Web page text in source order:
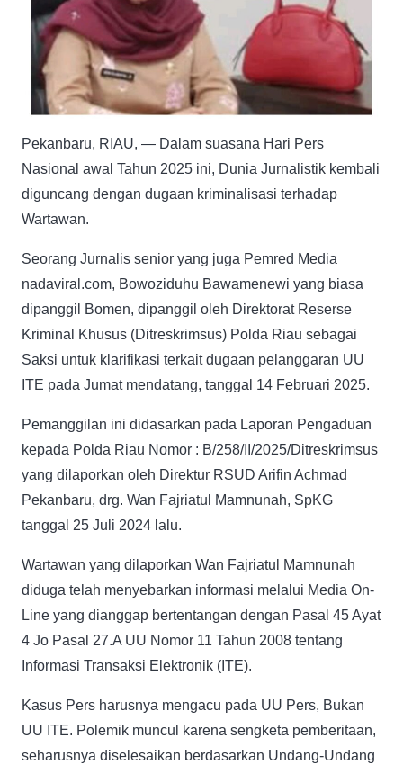
Pekanbaru, RIAU, — Dalam suasana Hari Pers
Nasional awal Tahun 2025 ini, Dunia Jurnalistik kembali
diguncang dengan dugaan kriminalisasi terhadap
Wartawan.
Seorang Jurnalis senior yang juga Pemred Media
nadaviral.com, Bowoziduhu Bawamenewi yang biasa
dipanggil Bomen, dipanggil oleh Direktorat Reserse
Kriminal Khusus (Ditreskrimsus) Polda Riau sebagai
Saksi untuk klarifikasi terkait dugaan pelanggaran UU
ITE pada Jumat mendatang, tanggal 14 Februari 2025.
Pemanggilan ini didasarkan pada Laporan Pengaduan
kepada Polda Riau Nomor : B/258/II/2025/Ditreskrimsus
yang dilaporkan oleh Direktur RSUD Arifin Achmad
Pekanbaru, drg. Wan Fajriatul Mamnunah, SpKG
tanggal 25 Juli 2024 lalu.
Wartawan yang dilaporkan Wan Fajriatul Mamnunah
diduga telah menyebarkan informasi melalui Media On-
Line yang dianggap bertentangan dengan Pasal 45 Ayat
4 Jo Pasal 27.A UU Nomor 11 Tahun 2008 tentang
Informasi Transaksi Elektronik (ITE).
Kasus Pers harusnya mengacu pada UU Pers, Bukan
UU ITE. Polemik muncul karena sengketa pemberitaan,
seharusnya diselesaikan berdasarkan Undang-Undang